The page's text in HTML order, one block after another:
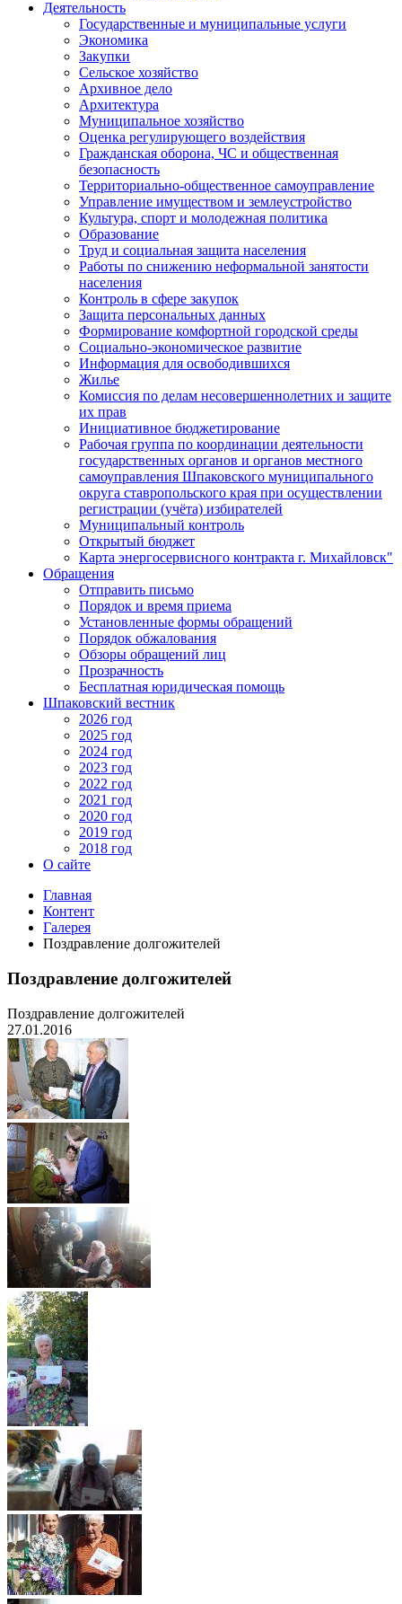
Деятельность
Государственные и муниципальные услуги
Экономика
Закупки
Сельское хозяйство
Архивное дело
Архитектура
Муниципальное хозяйство
Оценка регулирующего воздействия
Гражданская оборона, ЧС и общественная
безопасность
Территориально-общественное самоуправление
Управление имуществом и землеустройство
Культура, спорт и молодежная политика
Образование
Труд и социальная защита населения
Работы по снижению неформальной занятости
населения
Контроль в сфере закупок
Защита персональных данных
Формирование комфортной городской среды
Социально-экономическое развитие
Информация для освободившихся
Жилье
Комиссия по делам несовершеннолетних и защите
их прав
Инициативное бюджетирование
Рабочая группа по координации деятельности
государственных органов и органов местного
самоуправления Шпаковского муниципального
округа ставропольского края при осуществлении
регистрации (учёта) избирателей
Муниципальный контроль
Открытый бюджет
Карта энергосервисного контракта г. Михайловск"
Обращения
Отправить письмо
Порядок и время приема
Установленные формы обращений
Порядок обжалования
Обзоры обращений лиц
Прозрачность
Бесплатная юридическая помощь
Шпаковский вестник
2026 год
2025 год
2024 год
2023 год
2022 год
2021 год
2020 год
2019 год
2018 год
О сайте
Главная
Контент
Галерея
Поздравление долгожителей
Поздравление долгожителей
Поздравление долгожителей
27.01.2016